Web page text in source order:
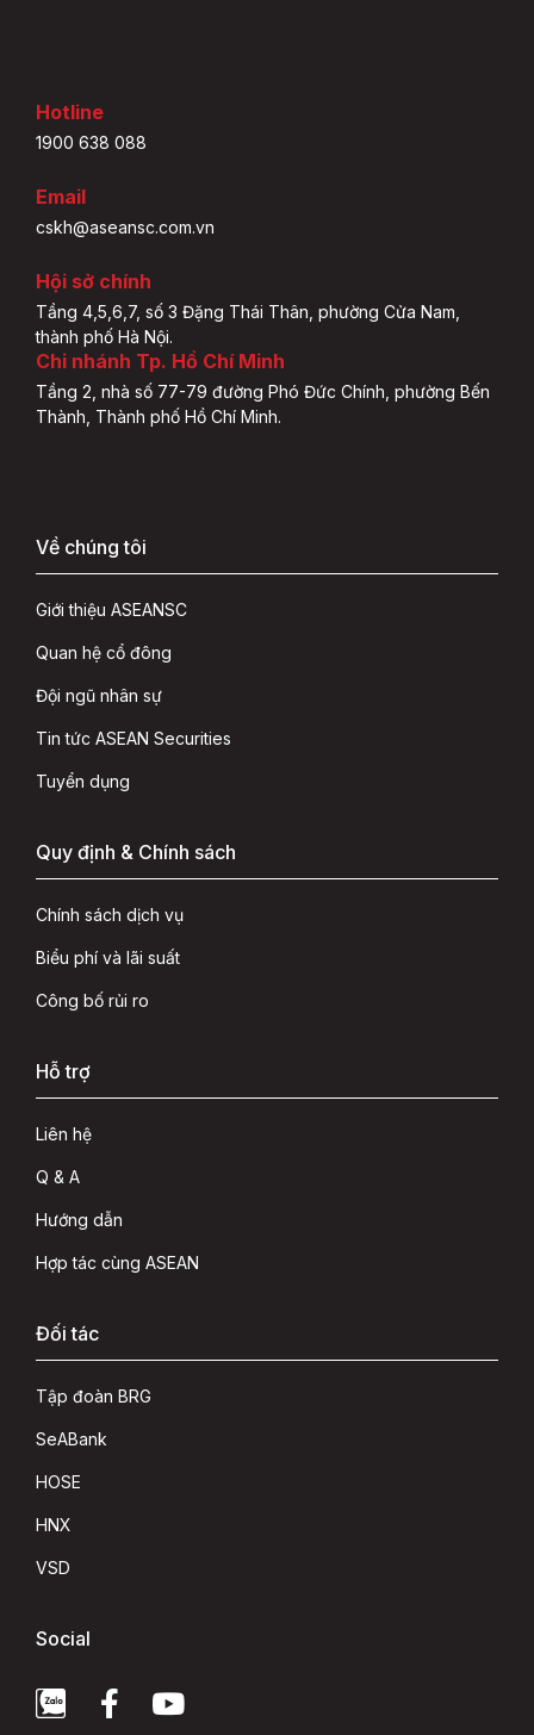
Hotline
1900 638 088
Email
cskh@aseansc.com.vn
Hội sở chính
Tầng 4,5,6,7, số 3 Đặng Thái Thân, phường Cửa Nam,
thành phố Hà Nội.
Chi nhánh Tp. Hồ Chí Minh
Tầng 2, nhà số 77-79 đường Phó Đức Chính, phường Bến
Thành, Thành phố Hồ Chí Minh.
Về chúng tôi
Giới thiệu ASEANSC
Quan hệ cổ đông
Đội ngũ nhân sự
Tin tức ASEAN Securities
Tuyển dụng
Quy định & Chính sách
Chính sách dịch vụ
Biểu phí và lãi suất
Công bố rủi ro
Hỗ trợ
Liên hệ
Q & A
Hướng dẫn
Hợp tác cùng ASEAN
Đối tác
Tập đoàn BRG
SeABank
HOSE
HNX
VSD
Social